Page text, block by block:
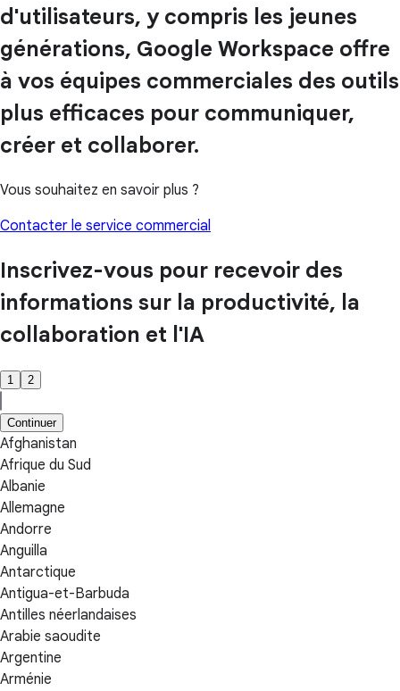
d'utilisateurs, y compris les jeunes
générations, Google Workspace offre
à vos équipes commerciales des outils
plus efficaces pour communiquer,
créer et collaborer.
Vous souhaitez en savoir plus ?
Contacter le service commercial
Inscrivez-vous pour recevoir des
informations sur la productivité, la
collaboration et l'IA
1 2
Continuer
Afghanistan
Afrique du Sud
Albanie
Allemagne
Andorre
Anguilla
Antarctique
Antigua-et-Barbuda
Antilles néerlandaises
Arabie saoudite
Argentine
Arménie